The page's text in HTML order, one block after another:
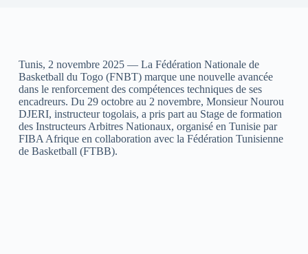
Tunis, 2 novembre 2025 — La Fédération Nationale de
Basketball du Togo (FNBT) marque une nouvelle avancée
dans le renforcement des compétences techniques de ses
encadreurs. Du 29 octobre au 2 novembre, Monsieur Nourou
DJERI, instructeur togolais, a pris part au Stage de formation
des Instructeurs Arbitres Nationaux, organisé en Tunisie par
FIBA Afrique en collaboration avec la Fédération Tunisienne
de Basketball (FTBB).